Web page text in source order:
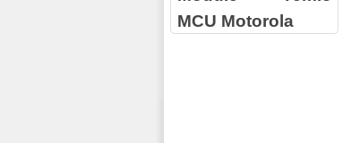
MCU Motorola